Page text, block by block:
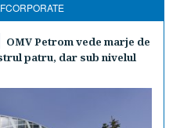
OMV Petrom vede marje de
patru, dar sub nivelul